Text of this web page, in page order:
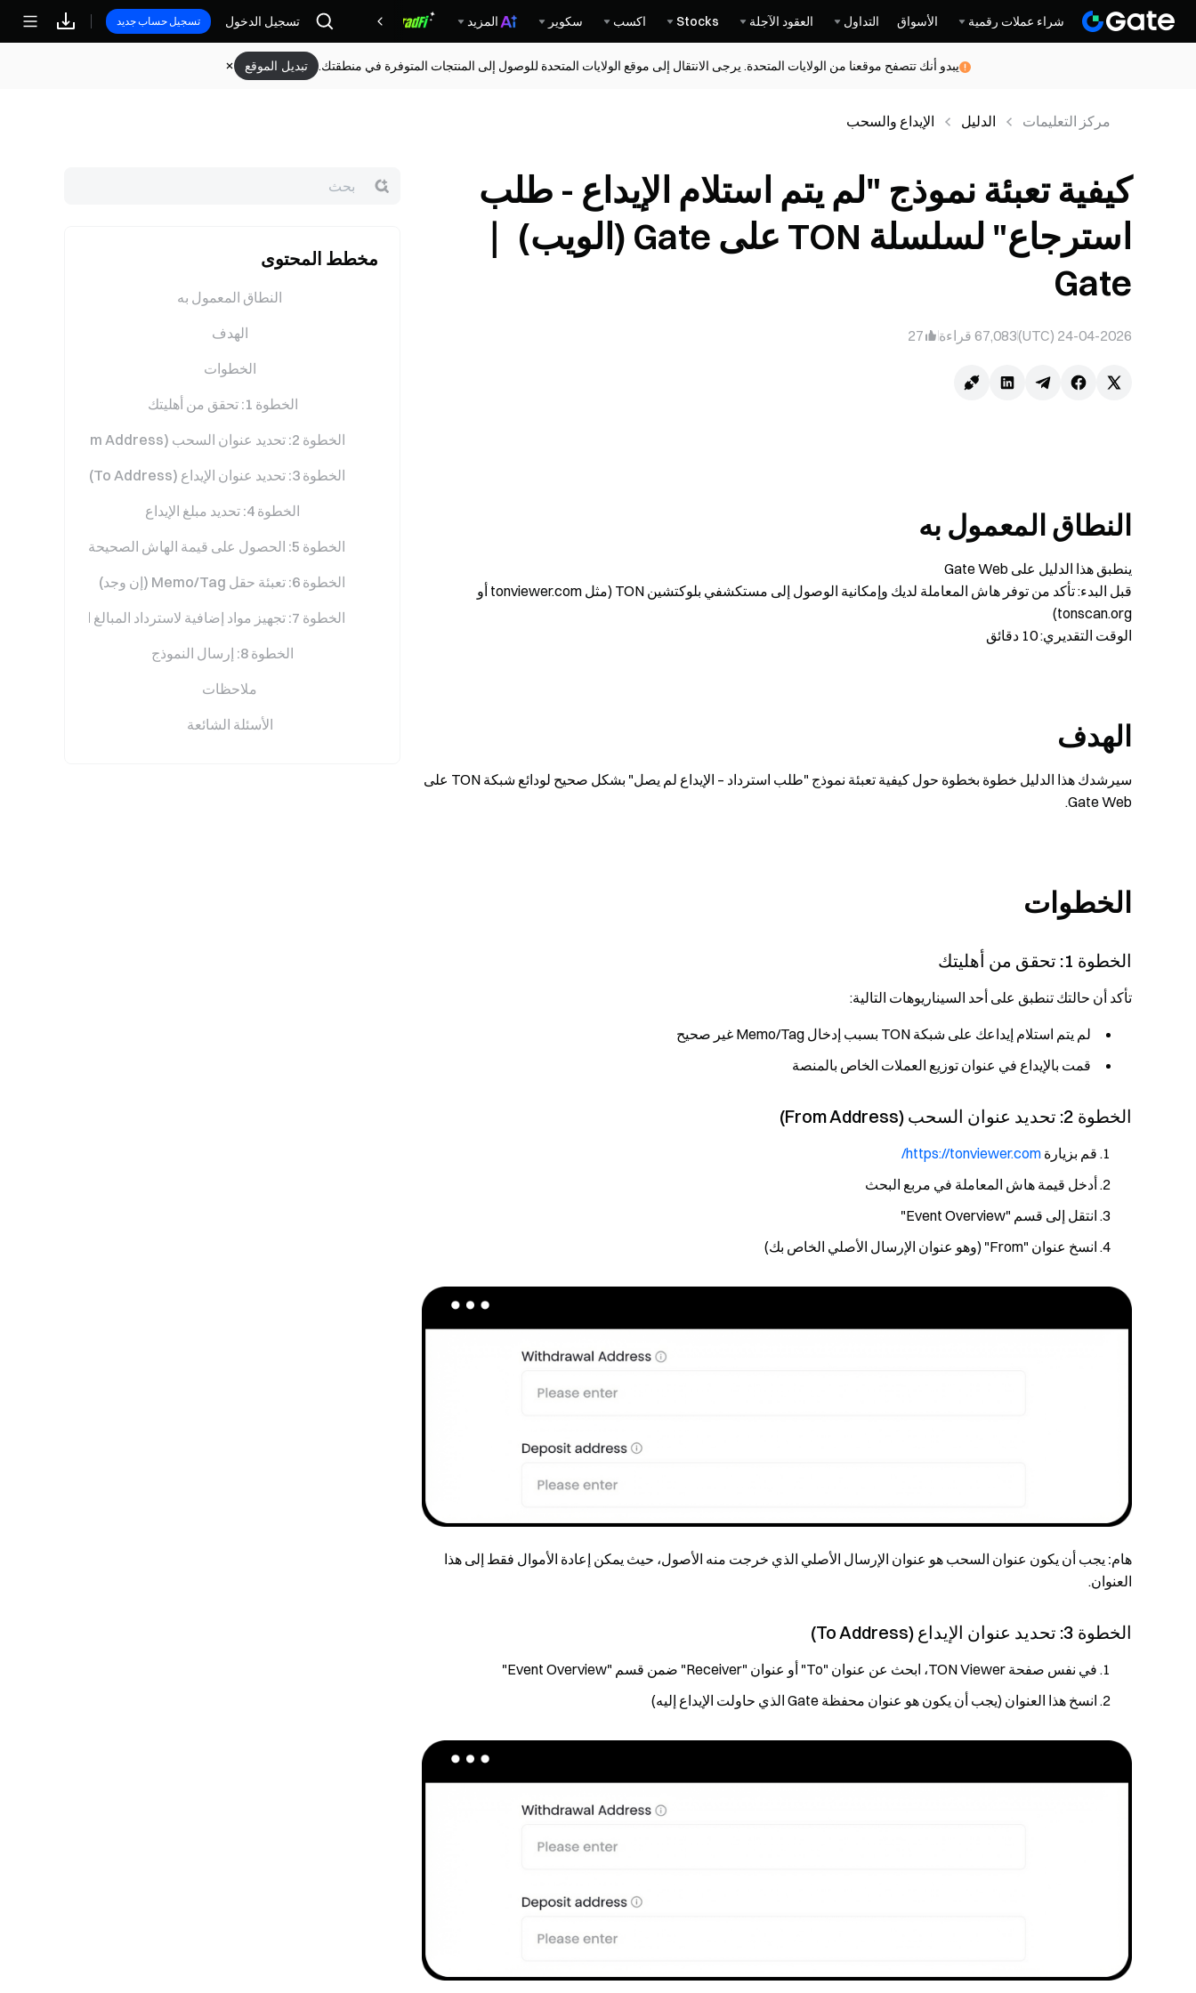
شراء عملات رقمية الأسواق التداول العقود الآجلة Stocks اكسب سكوير المزيد مكافآتتسجيل الدخول تسجيل حساب جديد
يبدو أنك تتصفح موقعنا من الولايات المتحدة. يرجى الانتقال إلى موقع الولايات المتحدة للوصول إلى المنتجات المتوفرة في منطقتك. تبديل الموقع
مركز التعلیمات الدليل الإيداع والسحب
كيفية تعبئة نموذج "لم يتم استلام الإيداع - طلب
استرجاع" لسلسلة TON على Gate (الويب) ｜
Gate
24-04-2026 (UTC)
67,083 قراءة 27
النطاق المعمول به
ينطبق هذا الدليل على Gate Web
قبل البدء: تأكد من توفر هاش المعاملة لديك وإمكانية الوصول إلى مستكشفي بلوكتشين TON (مثل tonviewer.com أو
tonscan.org)
الوقت التقديري: 10 دقائق
الهدف
سيرشدك هذا الدليل خطوة بخطوة حول كيفية تعبئة نموذج "طلب استرداد – الإيداع لم يصل" بشكل صحيح لودائع شبكة TON على
Gate Web.
الخطوات
الخطوة 1: تحقق من أهليتك
تأكد أن حالتك تنطبق على أحد السيناريوهات التالية:
لم يتم استلام إيداعك على شبكة TON بسبب إدخال Memo/Tag غير صحيح
قمت بالإيداع في عنوان توزيع العملات الخاص بالمنصة
الخطوة 2: تحديد عنوان السحب (From Address)
قم بزيارة https://tonviewer.com/
أدخل قيمة هاش المعاملة في مربع البحث
انتقل إلى قسم "Event Overview"
انسخ عنوان "From" (وهو عنوان الإرسال الأصلي الخاص بك)
هام: يجب أن يكون عنوان السحب هو عنوان الإرسال الأصلي الذي خرجت منه الأصول، حيث يمكن إعادة الأموال فقط إلى هذا
العنوان.
الخطوة 3: تحديد عنوان الإيداع (To Address)
في نفس صفحة TON Viewer، ابحث عن عنوان "To" أو عنوان "Receiver" ضمن قسم "Event Overview"
انسخ هذا العنوان (يجب أن يكون هو عنوان محفظة Gate الذي حاولت الإيداع إليه)
مخطط المحتوى
النطاق المعمول به
الهدف
الخطوات
الخطوة 1: تحقق من أهليتك
الخطوة 2: تحديد عنوان السحب (From Address)
الخطوة 3: تحديد عنوان الإيداع (To Address)
الخطوة 4: تحديد مبلغ الإيداع
الخطوة 5: الحصول على قيمة الهاش الصحيحة
الخطوة 6: تعبئة حقل Memo/Tag (إن وجد)
الخطوة 7: تجهيز مواد إضافية لاسترداد المبالغ الكبيرة (>100 USDT)
الخطوة 8: إرسال النموذج
ملاحظات
الأسئلة الشائعة